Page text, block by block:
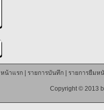
หน้าแรก| รายการบันทึก| รายการยืมห
Copyright © 2013